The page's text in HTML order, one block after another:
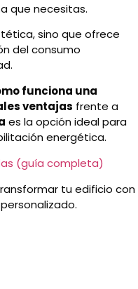
que necesitas.
sino que ofrece
del consumo
funciona una
ventajas frente a
es la opción ideal para
energética.
(guía completa)
tu edificio con